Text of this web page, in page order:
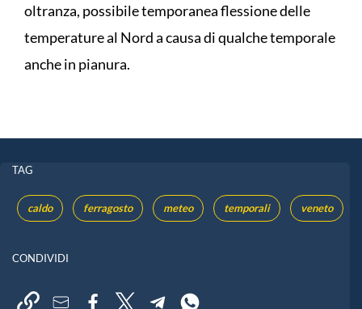
oltranza, possibile temporanea flessione delle
temperature al Nord a causa di qualche temporale
anche in pianura.
TAG
caldo ferragosto meteo temporali veneto
CONDIVIDI